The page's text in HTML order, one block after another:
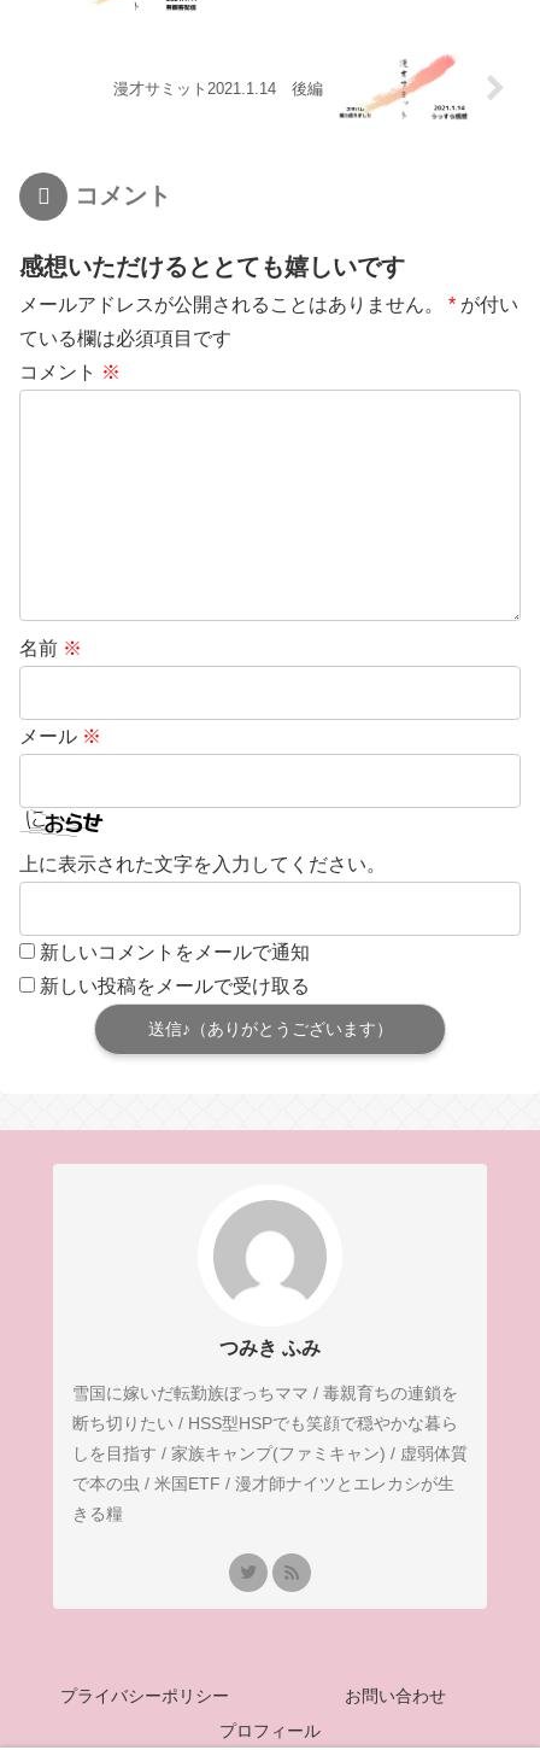
漫才サミット2021.1.14 後編
コメント
感想いただけるととても嬉しいです
メールアドレスが公開されることはありません。 * が付い
ている欄は必須項目です
コメント ※
名前 ※
メール ※
上に表示された文字を入力してください。
新しいコメントをメールで通知
新しい投稿をメールで受け取る
つみき ふみ
雪国に嫁いだ転勤族ぼっちママ / 毒親育ちの連鎖を
断ち切りたい / HSS型HSPでも笑顔で穏やかな暮ら
しを目指す / 家族キャンプ(ファミキャン) / 虚弱体質
で本の虫 / 米国ETF / 漫才師ナイツとエレカシが生
きる糧
プライバシーポリシー
お問い合わせ
プロフィール